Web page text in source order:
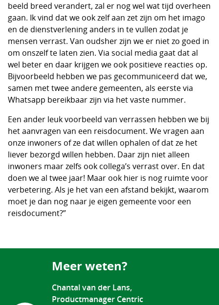
beeld breed verandert, zal er nog wel wat tijd overheen
gaan. Ik vind dat we ook zelf aan zet zijn om het imago
en de dienstverlening anders in te vullen zodat je
mensen verrast. Van oudsher zijn we er niet zo goed in
om onszelf te laten zien. Via social media gaat dat al
wel beter en daar krijgen we ook positieve reacties op.
Bijvoorbeeld hebben we pas gecommuniceerd dat we,
samen met twee andere gemeenten, als eerste via
Whatsapp bereikbaar zijn via het vaste nummer.
Een ander leuk voorbeeld van verrassen hebben we bij
het aanvragen van een reisdocument. We vragen aan
onze inwoners of ze dat willen ophalen of dat ze het
liever bezorgd willen hebben. Daar zijn niet alleen
inwoners maar zelfs ook collega’s verrast over. En dat
doen we al twee jaar! Maar ook hier is nog ruimte voor
verbetering. Als je het van een afstand bekijkt, waarom
moet je dan nog naar je eigen gemeente voor een
reisdocument?”
Meer weten?
Chantal van der Lans,
Productmanager Centric